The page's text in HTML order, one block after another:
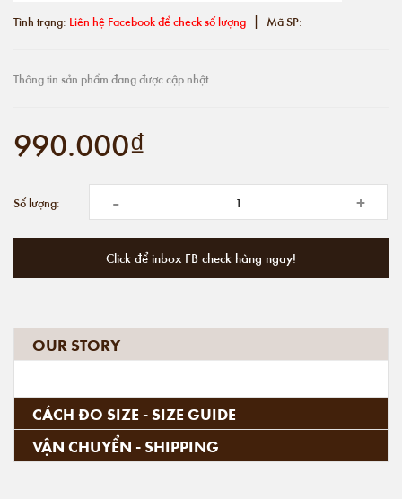
Tình trạng: Liên hệ Facebook để check số lượng | Mã SP:
Thông tin sản phẩm đang được cập nhật.
990.000₫
Số lượng: - +
Click để inbox FB check hàng ngay!
OUR STORY
CÁCH ĐO SIZE - SIZE GUIDE
VẬN CHUYỂN - SHIPPING